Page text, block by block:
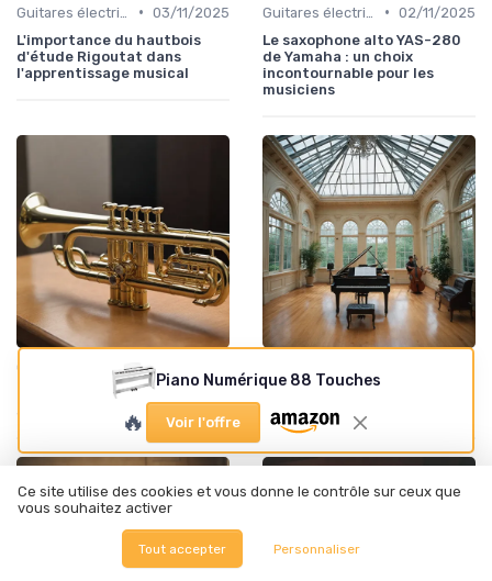
• 03/11/2025
L'importance du hautbois
d'étude Rigoutat dans
l'apprentissage musical
• 02/11/2025
Le saxophone alto YAS-280
de Yamaha : un choix
incontournable pour les
musiciens
Guitares électriques et acoustiques • 02/11/2025
Exploration de la trompette
l'excellence avec Gewa
Piano Numérique 88 Touches
🔥 Voir l'offre
Ce site utilise des cookies et vous donne le contrôle sur ceux que
vous souhaitez activer
Tout accepter Personnaliser